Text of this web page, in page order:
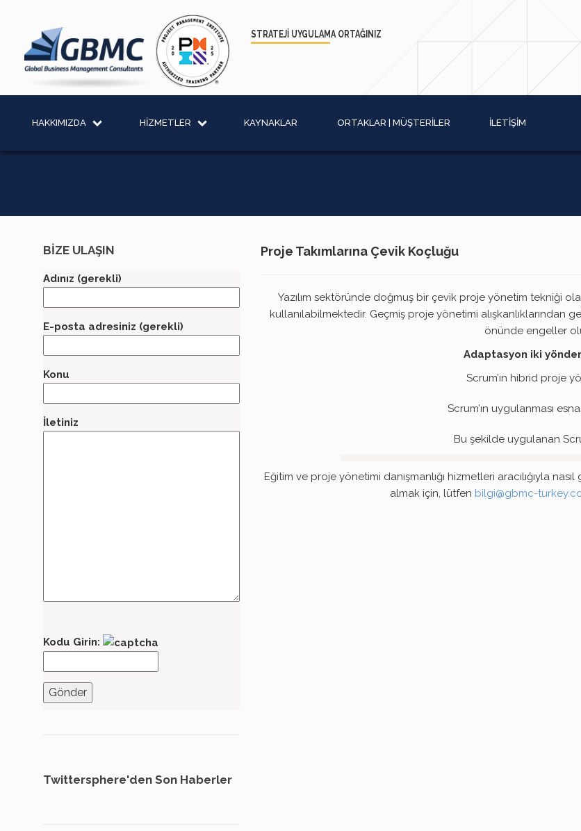
STRATEJİ UYGULAMAORTAĞINIZ
HAKKIMIZDA HİZMETLER KAYNAKLAR ORTAKLAR | MÜŞTERİLER İLETİŞİM
Proje Takımlarına Çevik Koçluğu
Yazılım sektöründe doğmuş bir çevik proje yönetim tekniği
kullanılabilmektedir. Geçmiş proje yönetimi alışkanlıklarından
önünde engeller
Adaptasyon iki
Scrum’ın hibrid proje
Scrum’ın uygulanması
Bu şekilde uygulanan
Eğitim ve proje yönetimi danışmanlığı hizmetleri aracılığıyla
almak için, lütfen bilgi@gbmc-
BİZE ULAŞIN
Adınız (gerekli)
E-posta adresiniz (gerekli)
Konu
İletiniz
Kodu Girin:
Twittersphere'den Son Haberler